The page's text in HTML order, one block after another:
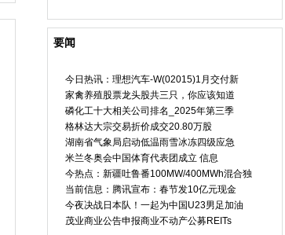
要闻
今日热讯：理想汽车-W(02015)1月交付新
家禽养殖股票龙头股共三只，你应该知道
磷化工十大相关公司排名_2025年第三季
格林达大宗交易折价成交20.80万股
湖南省气象局启动低温雨雪冰冻四级应急
米兰冬奥会中国体育代表团成立 信息
今热点：新疆吐鲁番100MW/400MWh混合独
当前信息：腾讯宣布：春节发10亿元现金
今夜决战日本队！一起为中国U23男足加油
茂业商业公告申报商业不动产公募REITs